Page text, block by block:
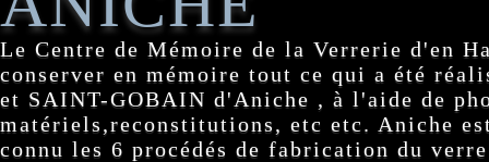
Le Centre de Mémoire de la Verrerie d'en
conserver en mémoire tout ce qui a été
et SAINT-GOBAIN d'Aniche , à l'aide de
matériels,reconstitutions, etc etc. Aniche
connu les 6 procédés de fabrication du